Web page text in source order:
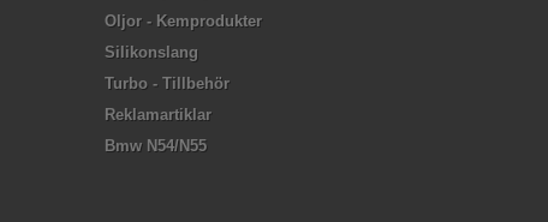
Oljor - Kemprodukter
Silikonslang
Turbo - Tillbehör
Reklamartiklar
Bmw N54/N55